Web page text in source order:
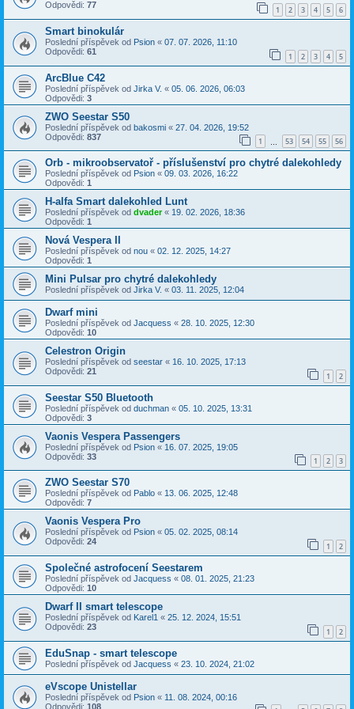
Odpovědi: 77 1 2 3 4 5 6
Smart binokulár
Poslední příspěvek od Psion « 07. 07. 2026, 11:10
Odpovědi: 61 1 2 3 4 5
ArcBlue C42
Poslední příspěvek od Jirka V. « 05. 06. 2026, 06:03
Odpovědi: 3
ZWO Seestar S50
Poslední příspěvek od bakosmi « 27. 04. 2026, 19:52
Odpovědi: 837 1 53 54 55 56
Orb - mikroobservatoř - příslušenství pro chytré dalekohledy
Poslední příspěvek od Psion « 09. 03. 2026, 16:22
Odpovědi: 1
H-alfa Smart dalekohled Lunt
Poslední příspěvek od dvader« 19. 02. 2026, 18:36
Odpovědi: 1
Nová Vespera II
Poslední příspěvek od nou « 02. 12. 2025, 14:27
Odpovědi: 1
Mini Pulsar pro chytré dalekohledy
Poslední příspěvek od Jirka V. « 03. 11. 2025, 12:04
Dwarf mini
Poslední příspěvek od Jacquess « 28. 10. 2025, 12:30
Odpovědi: 10
Celestron Origin
Poslední příspěvek od seestar « 16. 10. 2025, 17:13
Odpovědi: 21 1 2
Seestar S50 Bluetooth
Poslední příspěvek od duchman « 05. 10. 2025, 13:31
Odpovědi: 3
Vaonis Vespera Passengers
Poslední příspěvek od Psion « 16. 07. 2025, 19:05
Odpovědi: 33 1 2 3
ZWO Seestar S70
Poslední příspěvek od Pablo « 13. 06. 2025, 12:48
Odpovědi: 7
Vaonis Vespera Pro
Poslední příspěvek od Psion « 05. 02. 2025, 08:14
Odpovědi: 24 1 2
Společné astrofocení Seestarem
Poslední příspěvek od Jacquess « 08. 01. 2025, 21:23
Odpovědi: 10
Dwarf II smart telescope
Poslední příspěvek od Karel1 « 25. 12. 2024, 15:51
Odpovědi: 23 1 2
EduSnap - smart telescope
Poslední příspěvek od Jacquess « 23. 10. 2024, 21:02
eVscope Unistellar
Poslední příspěvek od Psion « 11. 08. 2024, 00:16
Odpovědi: 108